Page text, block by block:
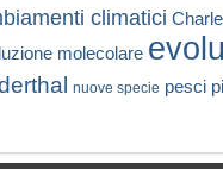
climatici
molecolare
nuove specie pesci